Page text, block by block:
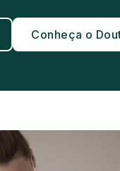
Conheça o